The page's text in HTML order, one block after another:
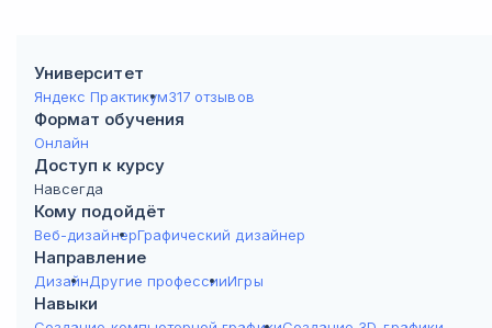
Университет
Яндекс Практикум317 отзывов
Формат обучения
Онлайн
Доступ к курсу
Навсегда
Кому подойдёт
Веб-дизайнерГрафический дизайнер
Направление
ДизайнДругие профессииИгры
Навыки